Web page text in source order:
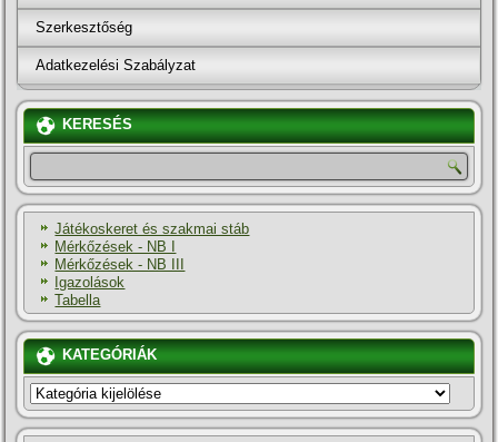
Szerkesztőség
Adatkezelési Szabályzat
KERESÉS
Játékoskeret és szakmai stáb
Mérkőzések - NB I
Mérkőzések - NB III
Igazolások
Tabella
KATEGÓRIÁK
KATEGÓRIÁK